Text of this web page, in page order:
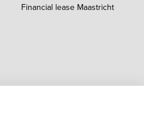
Financial lease Maastricht